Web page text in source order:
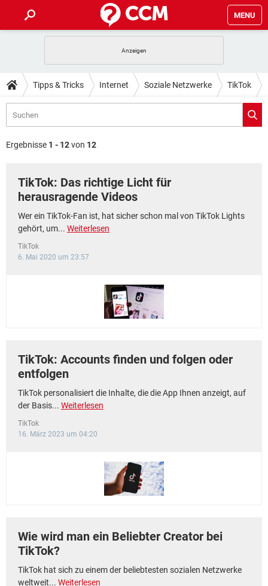
MENU
ANDROID IOS
WHATSAPP TIKTOK
FACEBOOK
TIPPS & TRICKS
SPIELE
ANDROID
WINDOWS 10
FACEBOOK HARDWARE
DOWNLOADS
SPIELE STREAMING
ANDROID
WHATSAPP
FACEBOOK HARDWARE
ANDROID IOS
WINDOWS 10
WHATSAPP TIKTOK
SPIELE
ANDROID IOS
WINDOWS 10
WHATSAPP
Tipps & Tricks Internet Soziale Netzwerke TikTok
Ergebnisse 1 - 12von 12
TikTok: Das richtige Licht für
herausragende Videos
Wer ein TikTok-Fan ist, hat sicher schon mal von TikTok Lights
gehört, um... Weiterlesen
TikTok
6. Mai 2020 um 23:57
TikTok: Accounts finden und folgen oder
entfolgen
TikTok personalisiert die Inhalte, die die App Ihnen anzeigt, auf
der Basis... Weiterlesen
TikTok
16. März 2023 um 04:20
Wie wird man ein Beliebter Creator bei
TikTok?
TikTok hat sich zu einem der beliebtesten sozialen Netzwerke
weltweit... Weiterlesen